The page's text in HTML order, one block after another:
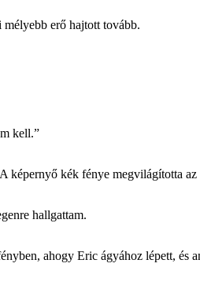
erő hajtott tovább.
kell.”
képernyő kék fénye megvilágította
hallgattam.
ahogy Eric ágyához lépett, és